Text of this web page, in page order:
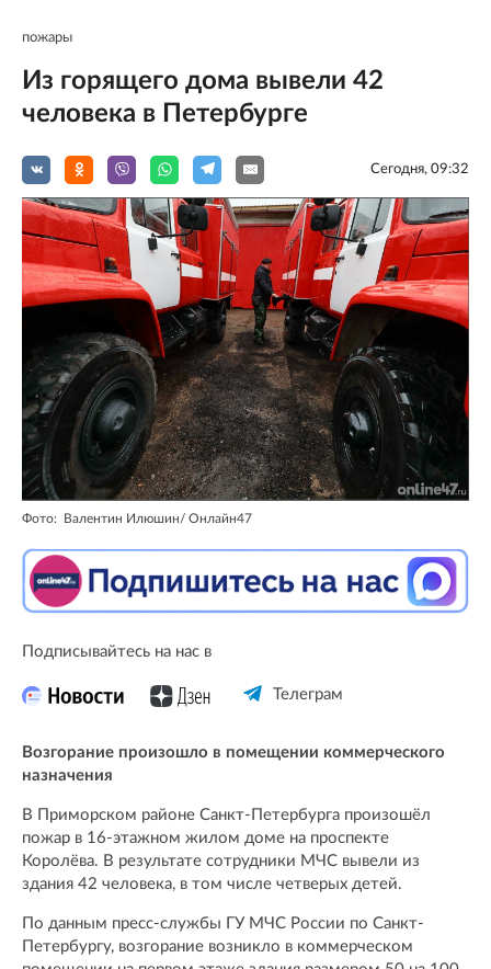
пожары
Из горящего дома вывели 42
человека в Петербурге
Сегодня, 09:32
Фото: Валентин Илюшин/ Oнлайн47
Подписывайтесь на нас в
Телеграм
Возгорание произошло в помещении коммерческого
назначения
В Приморском районе Санкт-Петербурга произошёл
пожар в 16-этажном жилом доме на проспекте
Королёва. В результате сотрудники МЧС вывели из
здания 42 человека, в том числе четверых детей.
По данным пресс-службы ГУ МЧС России по Санкт-
Петербургу, возгорание возникло в коммерческом